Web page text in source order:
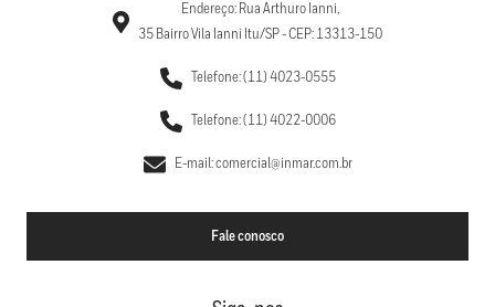
Endereço: Rua Arthuro Ianni,
35 Bairro Vila Ianni Itu/SP - CEP: 13313-150
Telefone: (11) 4023-0555
Telefone: (11) 4022-0006
E-mail: comercial@inmar.com.br
Fale conosco